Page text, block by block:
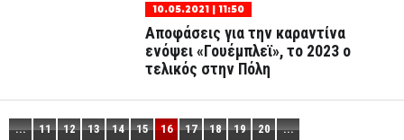
10.05.2021 | 11:50
Αποφάσεις για την καραντίνα
ενόψει «Γουέμπλεϊ», το 2023 ο
τελικός στην Πόλη
... 11 12 13 14 15 16 17 18 19 20 ...